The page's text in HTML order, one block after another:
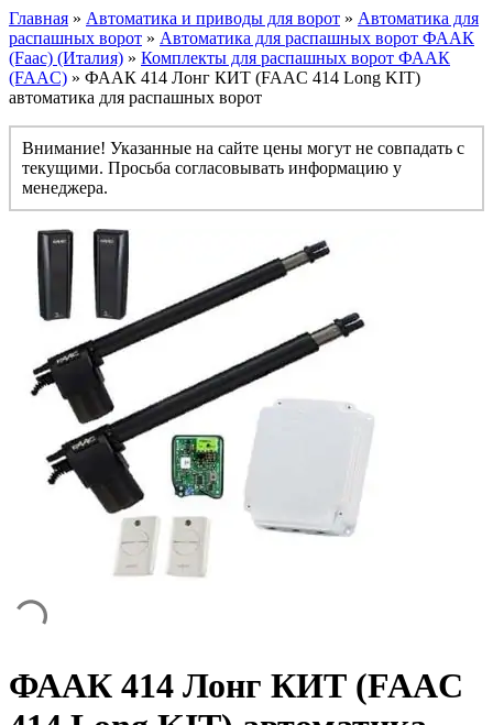
Главная » Автоматика и приводы для ворот » Автоматика для
распашных ворот » Автоматика для распашных ворот ФААК
(Faac) (Италия) » Комплекты для распашных ворот ФААК
(FAAC) » ФААК 414 Лонг КИТ (FAAC 414 Long KIT)
автоматика для распашных ворот
Внимание! Указанные на сайте цены могут не совпадать с
текущими. Просьба согласовывать информацию у
менеджера.
ФААК 414 Лонг КИТ (FAAC